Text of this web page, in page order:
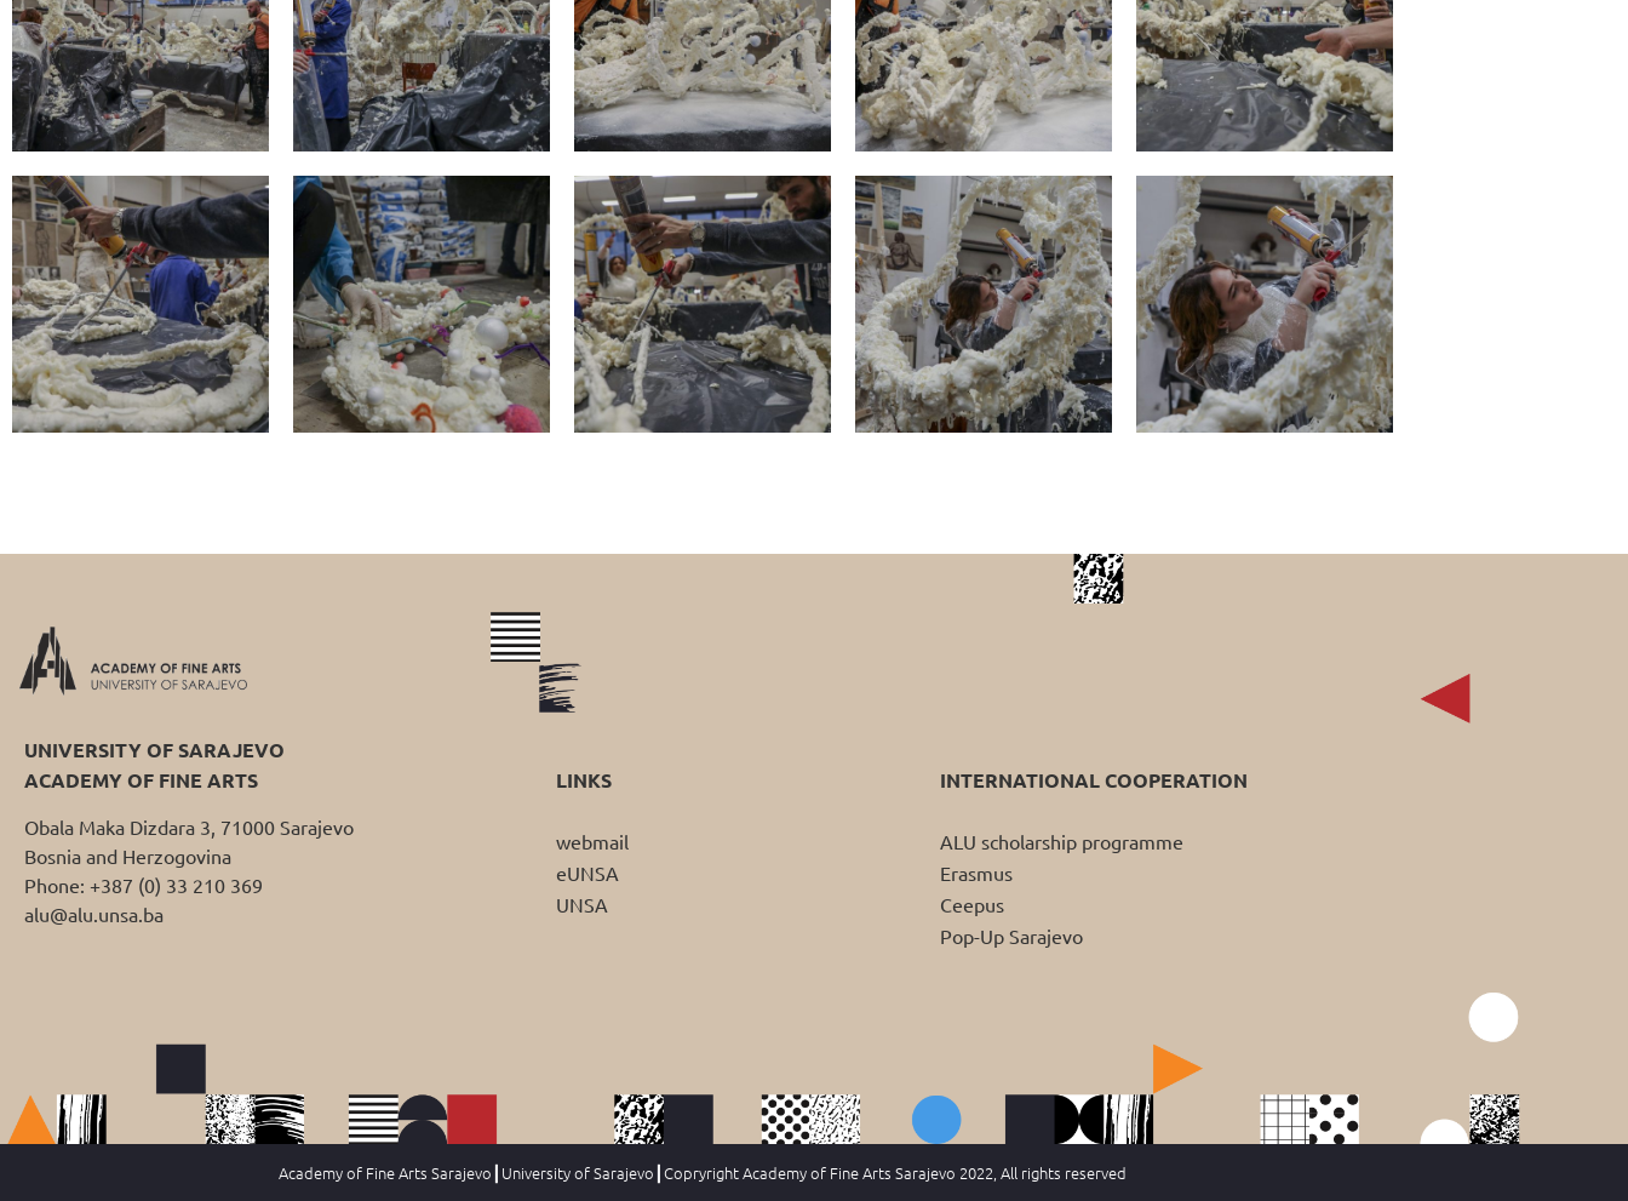
UNIVERSITY OF SARAJEVO
ACADEMY OF FINE ARTS
Obala Maka Dizdara 3, 71000 Sarajevo
Bosnia and Herzogovina
Phone: +387 (0) 33 210 369
alu@alu.unsa.ba
LINKS
webmail
eUNSA
UNSA
INTERNATIONAL COOPERATION
ALU scholarship programme
Erasmus
Ceepus
Pop-Up Sarajevo
Academy of Fine Arts Sarajevo┃University of Sarajevo┃Copryright Academy of Fine Arts Sarajevo 2022, All rights reserved